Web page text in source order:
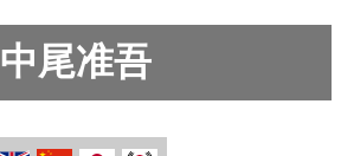
中尾准吾